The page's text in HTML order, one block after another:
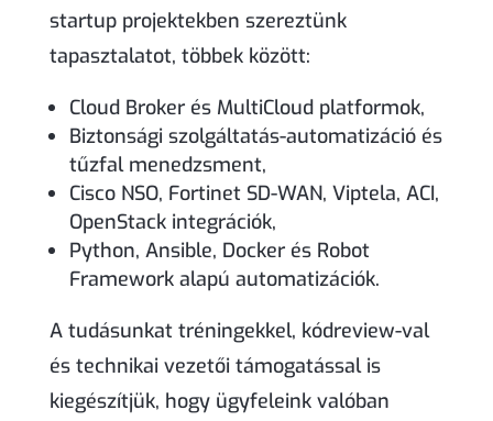
startup projektekben szereztünk
tapasztalatot, többek között:
Cloud Broker és MultiCloud platformok,
Biztonsági szolgáltatás-automatizáció és
tűzfal menedzsment,
Cisco NSO, Fortinet SD-WAN, Viptela, ACI,
OpenStack integrációk,
Python, Ansible, Docker és Robot
Framework alapú automatizációk.
A tudásunkat tréningekkel, kódreview-val
és technikai vezetői támogatással is
kiegészítjük, hogy ügyfeleink valóban